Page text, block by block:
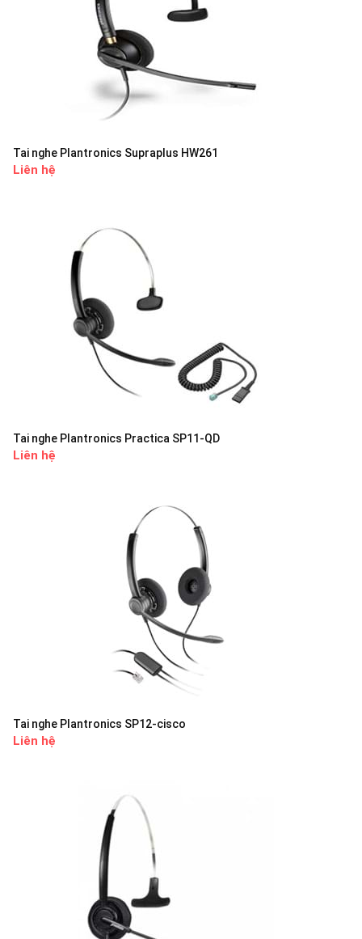
Tai nghe Plantronics Supraplus HW261
Liên hệ
Tai nghe Plantronics Practica SP11-QD
Liên hệ
Tai nghe Plantronics SP12-cisco
Liên hệ